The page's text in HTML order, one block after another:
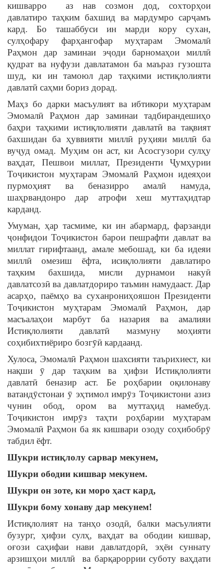
кишварро аз нав созмон дод, сохторҳои
давлатиро таҳким бахшид ва мардумро сарҷамъ
кард. Бо ташаббуси ин марди кору сухан,
сулҳофару фарҳангофар муҳтарам Эмомалӣ
Раҳмон дар заминаи эҷоди барномаҳои миллӣ
қудрат ва нуфузи давлатамон ба маъраз гузошта
шуд, ки ин тамоюл дар таҳкими истиқлолияти
давлатӣ саҳми бориз дорад.
Маҳз бо дарки масъулият ва ибтикори муҳтарам
Эмомалӣ Раҳмон дар заминаи тадбирандешиҳо
баҳри таҳкими истиқлолияти давлатӣ ва тақвият
бахшидан ба ҳуввияти миллӣ руҳияи миллӣ ба
вуҷуд омад. Муҳим он аст, ки Асосгузори сулҳу
ваҳдат, Пешвои миллат, Президенти Ҷумҳурии
Тоҷикистон муҳтарам Эмомалӣ Раҳмон идеяҳои
пурмоҳият ва беназирро амалӣ намуда,
шаҳрвандонро дар атрофи хеш муттаҳидтар
карданд.
Умуман, ҳар тасмиме, ки ин абармард, фарзанди
ҷонфидои Тоҷикистон барои пешрафти давлат ва
миллат гирифтаанд, амале мебошад, ки ба идеяи
миллӣ омезиш ёфта, исиқлолияти давлатиро
таҳким бахшида, мисли дурнамои накуӣ
давлатсозӣ ва давлатдориро таъмин намудааст. Дар
асарҳо, паёмҳо ва суханрониҳояшон Президенти
Тоҷикистон муҳтарам Эмомалӣ Раҳмон, дар
масъалаҳои марбут ба назария ва амалияи
Истиқлолияти давлатӣ мазмуну моҳияти
соҳибихтиёриро бозгӯӣ кардаанд.
Хулоса, Эмомалӣ Раҳмон шахсияти таърихиест, ки
нақши ӯ дар таҳким ва ҳифзи Истиқлолияти
давлатӣ беназир аст. Бе роҳбарии оқилонаву
ватандӯстонаи ӯ эҳтимол имрӯз Тоҷикистони азиз
чунин обод, ором ва муттаҳид намебуд.
Тоҷикистон имрӯз таҳти роҳбарии муҳтарам
Эмомалӣ Раҳмон ба як кишвари озоду соҳибобрӯ
табдил ёфт.
Шукри истиқлолу сарвар мекунем,
Шукри ободии кишвар мекунем.
Шукри он зоте, ки моро ҳаст кард,
Шукри бому хонаву дар мекунем!
Истиқлолият на танҳо озодӣ, балки масъулияти
бузург, ҳифзи сулҳ, ваҳдат ва ободии кишвар,
оғози саҳифаи нави давлатдорӣ, эҳёи суннату
арзишҳои миллӣ ва барқароррии суботу ваҳдати